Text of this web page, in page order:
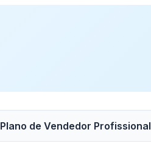
Plano de Vendedor Profissional